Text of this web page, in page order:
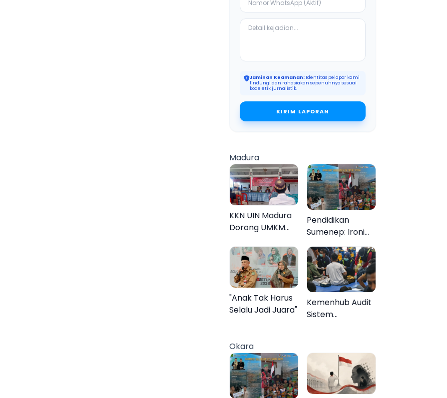
Jaminan Keamanan: Identitas pelapor kami
lindungi dan rahasiakan sepenuhnya sesuai
kode etik jurnalistik.
KIRIM LAPORAN
Madura
KKN UIN Madura
Dorong UMKM
Naik Kelas
Pendidikan
Sumenep: Ironi
13.095 Anak Tidak
Sekolah
Menyaksikan
Semarak Festival
Kalender Event
2026
"Anak Tak Harus
Selalu Jadi Juara"
Kemenhub Audit
Sistem
Mutiara Sentosa
II
Okara